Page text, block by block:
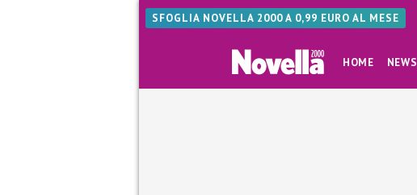
SFOGLIA NOVELLA 2000 A 0,99 EURO AL MESE
HOME NEWS